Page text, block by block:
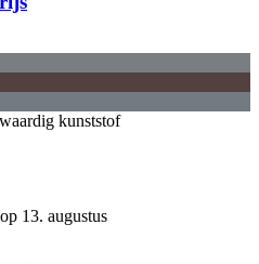
kunststof
13. augustus